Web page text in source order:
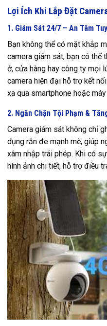
Lợi Ích Khi Lắp Đặt
1. Giám Sát 24/7 – An Tâm
Bạn không thể có mặt khắp
camera giám sát, bạn có thể
ở, cửa hàng hay công ty mọi
camera hiện đại hỗ trợ kết
xa qua smartphone hoặc
2. Ngăn Chặn Tội Phạm &
Camera giám sát không chỉ
dụng răn đe mạnh mẽ, giúp
xâm nhập trái phép. Khi có
hình ảnh chi tiết, hỗ trợ điều